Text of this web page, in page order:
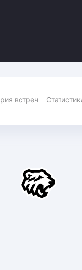
встреч